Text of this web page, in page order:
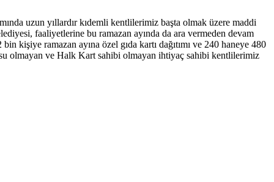
uzun yıllardır kıdemli kentlilerimiz başta olmak üzere maddi
faaliyetlerine bu ramazan ayında da ara vermeden devam
kişiye ramazan ayına özel gıda kartı dağıtımı ve 240 haneye 480
olmayan ve Halk Kart sahibi olmayan ihtiyaç sahibi kentlilerimiz